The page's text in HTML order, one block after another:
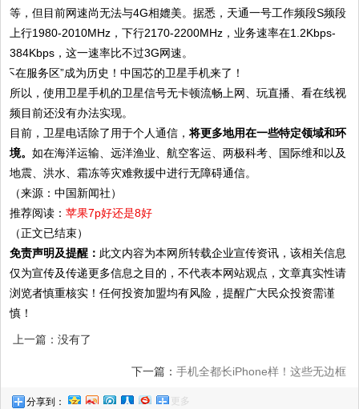
等，但目前网速尚无法与4G相媲美。据悉，天通一号工作频段S频段
上行1980-2010MHz，下行2170-2200MHz，业务速率在1.2Kbps-
384Kbps，这一速率比不过3G网速。
所以，使用卫星手机的卫星信号无卡顿流畅上网、玩直播、看在线视
频目前还没有办法实现。
目前，卫星电话除了用于个人通信，将更多地用在一些特定领域和环
境。如在海洋运输、远洋渔业、航空客运、两极科考、国际维和以及
地震、洪水、霜冻等灾难救援中进行无障碍通信。
（来源：中国新闻社）
推荐阅读：苹果7p好还是8好
（正文已结束）
免责声明及提醒： 此文内容为本网所转载企业宣传资讯，该相关信息
仅为宣传及传递更多信息之目的，不代表本网站观点，文章真实性请
浏览者慎重核实！任何投资加盟均有风险，提醒广大民众投资需谨
慎！
上一篇：没有了
下一篇： 手机全都长iPhone样！这些无边框
分享到： 更多